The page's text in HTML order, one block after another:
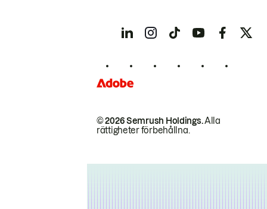
© 2026 Semrush Holdings.Alla
rättigheter förbehållna.